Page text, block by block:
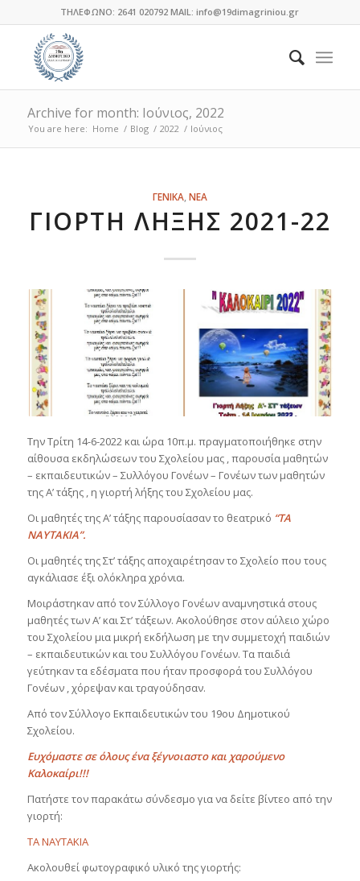
ΤΗΛΕΦΩΝΟ: 2641 020792 MAIL: info@19dimagriniou.gr
Archive for month: Ιούνιος, 2022
You are here: Home / Blog / 2022 / Ιούνιος
ΓΕΝΙΚΑ, ΝΕΑ
ΓΙΟΡΤΉ ΛΉΞΗΣ 2021-22
Την Τρίτη 14-6-2022 και ώρα 10π.μ. πραγματοποιήθηκε στην
αίθουσα εκδηλώσεων του Σχολείου μας , παρουσία μαθητών
– εκπαιδευτικών – Συλλόγου Γονέων – Γονέων των μαθητών
της Α’ τάξης , η γιορτή λήξης του Σχολείου μας.
Οι μαθητές της Α’ τάξης παρουσίασαν το θεατρικό “ΤΑ
ΝΑΥΤΑΚΙΑ”.
Οι μαθητές της Στ’ τάξης αποχαιρέτησαν το Σχολείο που τους
αγκάλιασε έξι ολόκληρα χρόνια.
Μοιράστηκαν από τον Σύλλογο Γονέων αναμνηστικά στους
μαθητές των Α’ και Στ’ τάξεων. Ακολούθησε στον αύλειο χώρο
του Σχολείου μια μικρή εκδήλωση με την συμμετοχή παιδιών
– εκπαιδευτικών και του Συλλόγου Γονέων. Τα παιδιά
γεύτηκαν τα εδέσματα που ήταν προσφορά του Συλλόγου
Γονέων , χόρεψαν και τραγούδησαν.
Από τον Σύλλογο Εκπαιδευτικών του 19ου Δημοτικού
Σχολείου.
Ευχόμαστε σε όλους ένα ξέγνοιαστο και χαρούμενο
Καλοκαίρι!!!
Πατήστε τον παρακάτω σύνδεσμο για να δείτε βίντεο από την
γιορτή:
ΤΑ ΝΑΥΤΑΚΙΑ
Ακολουθεί φωτογραφικό υλικό της γιορτής: